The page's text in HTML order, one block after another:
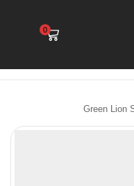
0
Green Lion